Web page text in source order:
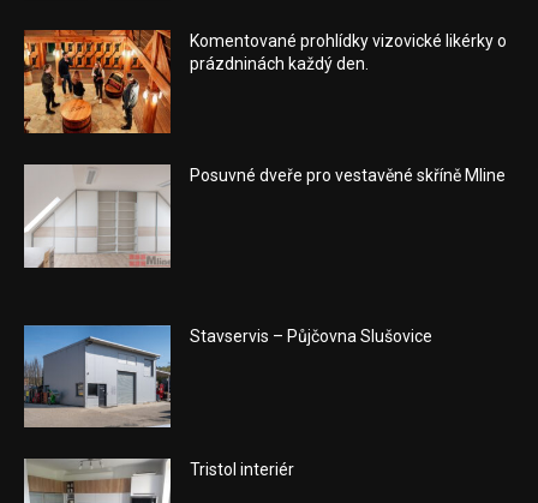
Komentované prohlídky vizovické likérky o
prázdninách každý den.
Posuvné dveře pro vestavěné skříně Mline
Stavservis – Půjčovna Slušovice
Tristol interiér